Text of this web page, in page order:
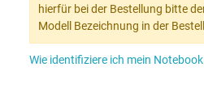
hierfür bei der Bestellung bitte
Modell Bezeichnung in der
Wie identifiziere ich mein